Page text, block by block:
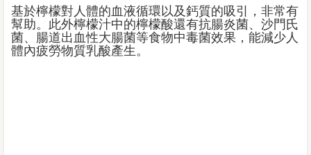
基於檸檬對人體的血液循環以及鈣質的吸引，非常有
幫助。此外檸檬汁中的檸檬酸還有抗腸炎菌、沙門氏
菌、腸道出血性大腸菌等食物中毒菌效果，能減少人
體內疲勞物質乳酸產生。